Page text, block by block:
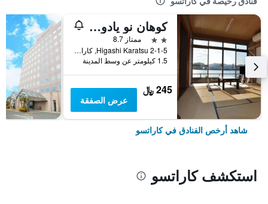
كوهان نو يادو كاراتسو كاستل
2 نجمتين
ممتاز 8.7
Higashi Karatsu 2-1-5, كاراتسو, اليابان
1.5 كيلومتر عن وسط المدينة
245 ﷼
عرض الصفقة
شاهد أرخص الفنادق في كاراتسو
استكشف كاراتسو